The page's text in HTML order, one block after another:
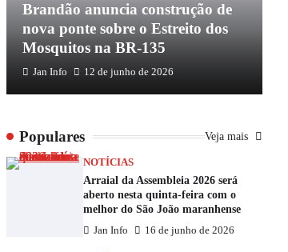
Brandão anuncia construção de
nova ponte sobre o Estreito dos
Mosquitos na BR-135
Jan Info 12 de junho de 2026
Populares Veja mais
NOTÍCIAS
Arraial da Assembleia 2026 será
aberto nesta quinta-feira com o
melhor do São João maranhense
Jan Info 16 de junho de 2026